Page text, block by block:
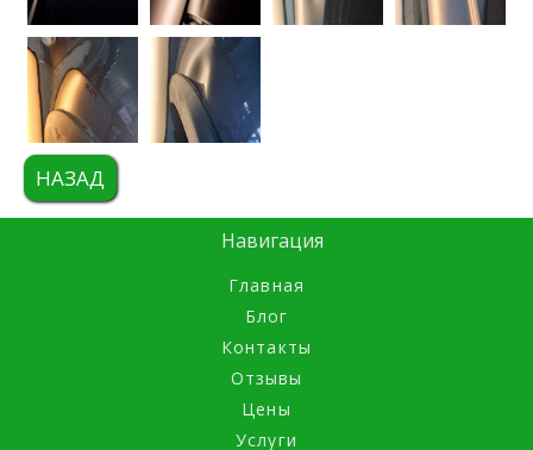
НАЗАД
Навигация
Главная
Блог
Контакты
Отзывы
Цены
Услуги